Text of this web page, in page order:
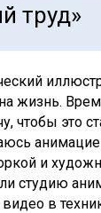
труд»
жизнь.
чтобы это
и
студию
в